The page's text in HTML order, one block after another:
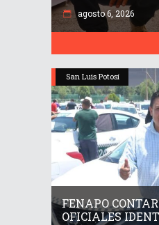
agosto 6, 2026
San Luis Potosí
FENAPO
OFICIALES